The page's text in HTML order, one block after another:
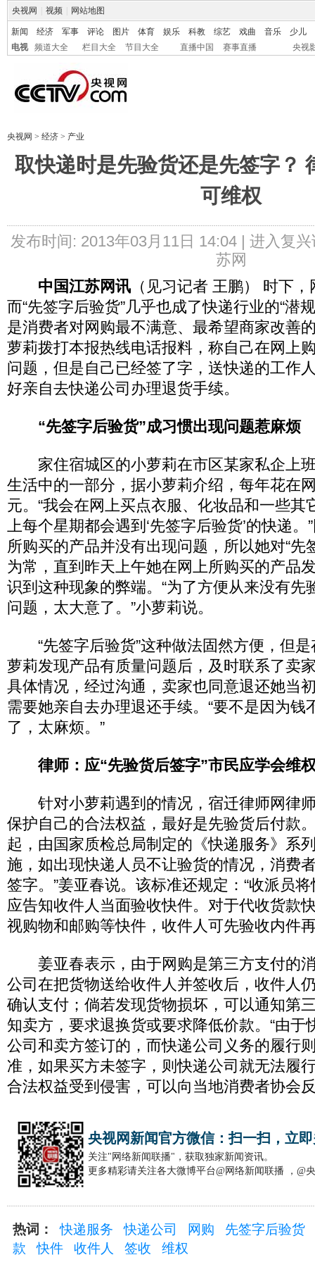
央视网 视频 网站地图
新闻 经济 军事 评论 图片 体育 娱乐 科教 综艺 戏曲 音乐
少儿
电视
频道大全 栏目大全 节目大全 直播中国 赛事直播 央视
央视网 > 经济 > 产业
取快递时是先验货还是先签字？
可维权
发布时间: 2013年03月11日 14:04 | 进入复兴
苏网
中国江苏网讯 （见习记者 王鹏） 时下
而“先签字后验货”几乎也成了快递行业的“潜
是消费者对网购最不满意、最希望商家改善
萝莉拨打本报热线电话报料，称自己在网上
问题，但是自己已经签了字，送快递的工作
好亲自去快递公司办理退货手续。
“先签字后验货”成习惯出现问题惹麻
家住宿城区的小萝莉在市区某家私企上
生活中的一部分，据小萝莉介绍，每年花在
元。“我会在网上买点衣服、化妆品和一些其
上每个星期都会遇到‘先签字后验货’的快递
所购买的产品并没有出现问题，所以她对“先
为常，直到昨天上午她在网上所购买的产品
识到这种现象的弊端。“为了方便从来没有先
问题，太大意了。”小萝莉说。
“先签字后验货”这种做法固然方便，但是
萝莉发现产品有质量问题后，及时联系了卖
具体情况，经过沟通，卖家也同意退还她当
需要她亲自去办理退还手续。“要不是因为钱
了，太麻烦。”
律师：应“先验货后签字”市民应学会
针对小萝莉遇到的情况，宿迁律师网律
保护自己的合法权益，最好是先验货后付款
起，由国家质检总局制定的《快递服务》系
施，如出现快递人员不让验货的情况，消费
签字。”姜亚春说。该标准还规定：“收派员
应告知收件人当面验收快件。对于代收货款
视购物和邮购等快件，收件人可先验收内件
姜亚春表示，由于网购是第三方支付的
公司在把货物送给收件人并签收后，收件人
确认支付；倘若发现货物损坏，可以通知第
知卖方，要求退换货或要求降低价款。“由于
公司和卖方签订的，而快递公司义务的履行
准，如果买方未签字，则快递公司就无法履
合法权益受到侵害，可以向当地消费者协会
央视网新闻官方微信：扫一扫，立
关注"网络新闻联播"，获取独家新闻资讯。
更多精彩请关注各大微博平台@网络新闻联播 ，@
热词： 快递服务 快递公司 网购
先签字后验货
款
快件 收件人 签收 维权